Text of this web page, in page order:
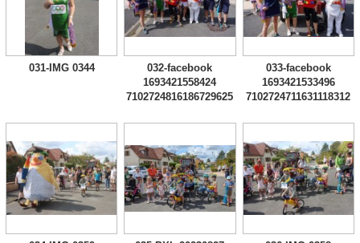
031-IMG 0344
032-facebook
1693421558424
7102724816186729625
033-facebook
1693421533496
7102724711631118312